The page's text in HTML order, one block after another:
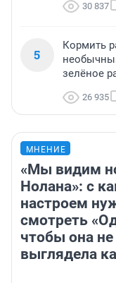
30 837
5
Кормить
зелёное
26 935
МНЕНИЕ
«Мы видим
Нолана»: с
настроем
смотреть
чтобы она не
выглядела